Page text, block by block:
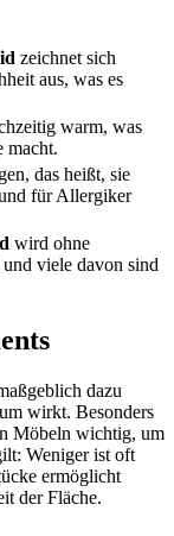
zeichnet sich
aus, was es
warm, was
macht.
das heißt, sie
für Allergiker
wird ohne
und viele davon sind
dazu
wirkt. Besonders
Möbeln wichtig, um
Weniger ist oft
ermöglicht
der Fläche.